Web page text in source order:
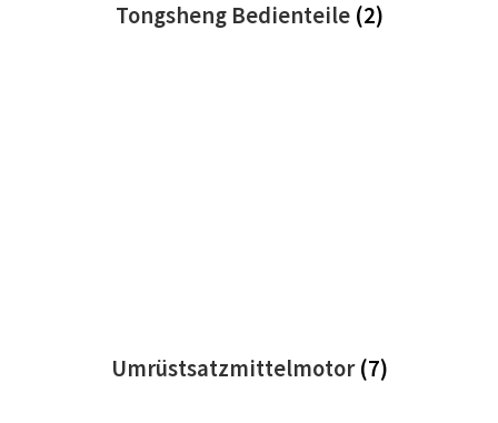
Tongsheng Bedienteile (2)
Umrüstsatzmittelmotor(7)